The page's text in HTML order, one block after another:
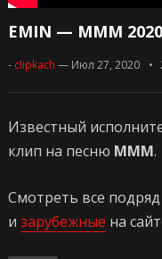
EMIN — МММ 2020
- clipkach — Июл 27, 2020
Известный
клип на песню МММ.
Смотреть все подряд
и зарубежные на